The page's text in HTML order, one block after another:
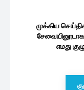
முக்கிய
எமது